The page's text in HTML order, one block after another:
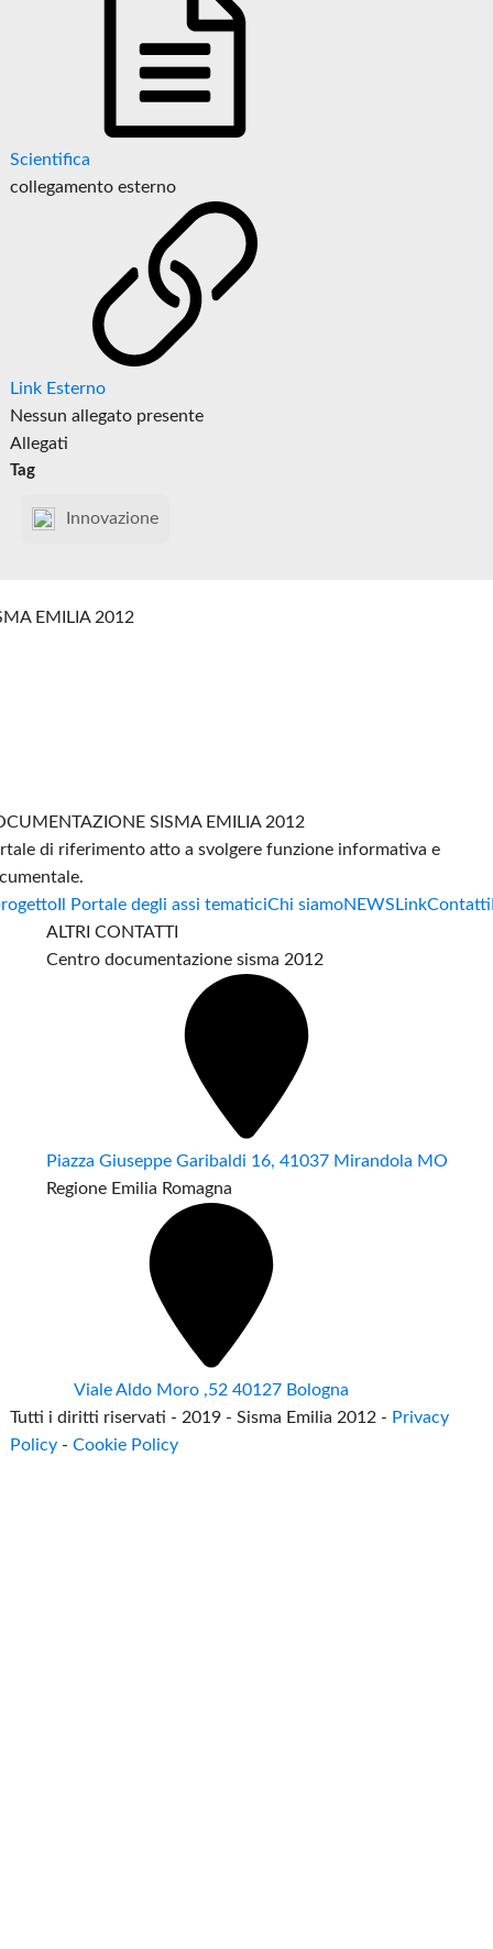
Scientifica
collegamento esterno
Link Esterno
Nessun allegato presente
Allegati
Tag
Innovazione
EMILIA 2012
SISMA EMILIA 2012
di riferimento atto a svolgere funzione informativa e
Il Portale degli assi tematiciChi siamoNEWS LinkContatti
ALTRI CONTATTI
Centro documentazione sisma 2012
Piazza Giuseppe Garibaldi 16, 41037 Mirandola MO
Regione Emilia Romagna
Viale Aldo Moro ,52 40127 Bologna
Tutti i diritti riservati - 2019 - Sisma Emilia 2012 - Privacy
Policy -Cookie Policy